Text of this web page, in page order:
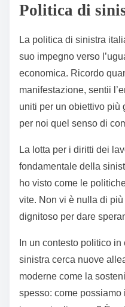
Politica di
La politica di sinistra
suo impegno verso
economica. Ricordo
manifestazione, sentii
uniti per un obiettivo più
per noi quel senso di
La lotta per i diritti dei
fondamentale della
ho visto come le
vite. Non vi è nulla di
dignitoso per dare
In un contesto politico
sinistra cerca nuove
moderne come la
spesso: come possiamo